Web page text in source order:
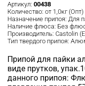
Артикул: 00438
Количество: от 1,0кг (Опт)
Назначение припоя: Для
Наличие флюса: Без
Производитель: Castolin
Тип твердого припоя:
Припой для пайки
виде прутков,
данного припоя: